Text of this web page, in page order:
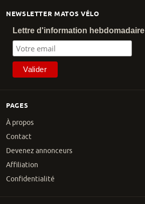
PAGES
À propos
Contact
Devenez annonceurs
Affiliation
Confidentialité
NEWSLETTER MATOS VÉLO
Lettre d'information hebdomadaire